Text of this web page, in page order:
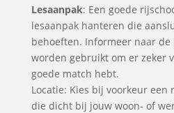
Lesaanpak: Een goede
lesaanpak hanteren die
behoeften. Informeer naar de
worden gebruikt om er zeker
goede match hebt.
Locatie: Kies bij voorkeur een
die dicht bij jouw woon- of